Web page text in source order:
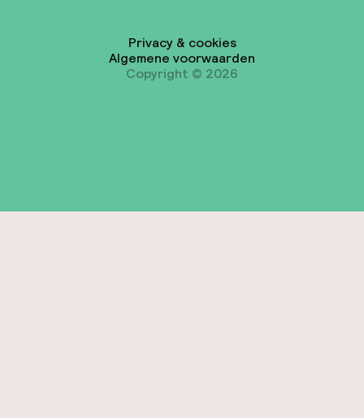
Privacy & cookies
Algemene voorwaarden
Copyright © 2026